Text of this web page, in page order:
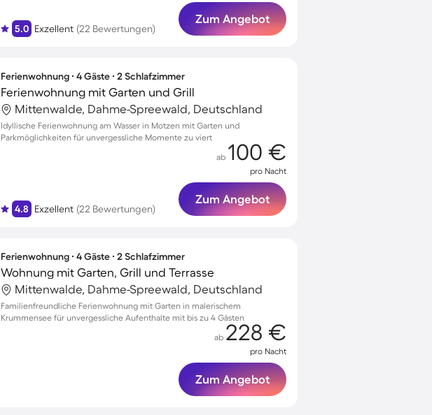
5.0 Exzellent (22 Bewertungen)
Zum Angebot
Ferienwohnung ∙ 4 Gäste ∙ 2 Schlafzimmer
Ferienwohnung mit Garten und Grill
Mittenwalde, Dahme-Spreewald, Deutschland
Idyllische Ferienwohnung am Wasser in Motzen mit Garten und
Parkmöglichkeiten für unvergessliche Momente zu viert
4.8 Exzellent (22 Bewertungen)
ab 100 €
pro Nacht
Zum Angebot
Ferienwohnung ∙ 4 Gäste ∙ 2 Schlafzimmer
Wohnung mit Garten, Grill und Terrasse
Mittenwalde, Dahme-Spreewald, Deutschland
Familienfreundliche Ferienwohnung mit Garten in malerischem
Krummensee für unvergessliche Aufenthalte mit bis zu 4 Gästen
ab 228 €
pro Nacht
Zum Angebot